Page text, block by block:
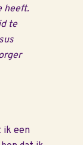
heeft.
te
ik een